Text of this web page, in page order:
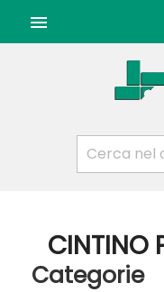

CINTINO
Categorie